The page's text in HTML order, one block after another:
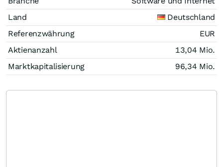
Land
Deutschland
Referenzwährung
EUR
Aktienanzahl
13,04 Mio.
Marktkapitalisierung
96,34 Mio.